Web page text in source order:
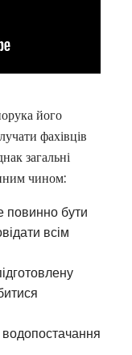
його
фахівців
загальні
чином:
повинно бути
всім